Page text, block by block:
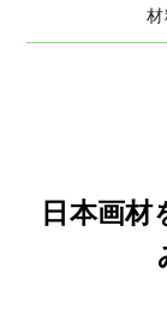
材
日本画